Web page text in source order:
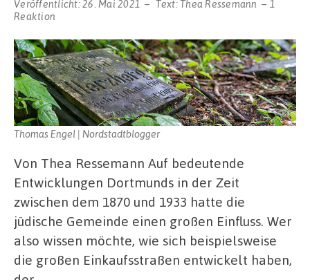
Veröffentlicht:26. Mai 2021 Text:Thea Ressemann
1
Reaktion
Thomas Engel | Nordstadtblogger
Von Thea Ressemann Auf bedeutende
Entwicklungen Dortmunds in der Zeit
zwischen dem 1870 und 1933 hatte die
jüdische Gemeinde einen großen Einfluss. Wer
also wissen möchte, wie sich beispielsweise
die großen Einkaufsstraßen entwickelt haben,